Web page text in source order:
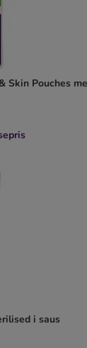
Skin Pouches
i saus